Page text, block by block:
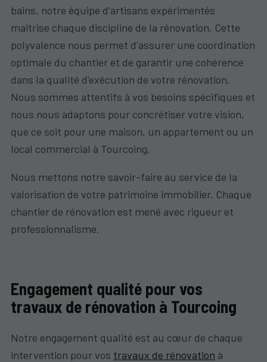
bains, notre équipe d'artisans expérimentés
maîtrise chaque discipline de la rénovation. Cette
polyvalence nous permet d'assurer une coordination
optimale du chantier et de garantir une cohérence
dans la qualité d'exécution de votre rénovation.
Nous sommes attentifs à vos besoins spécifiques et
nous nous adaptons pour concrétiser votre vision,
que ce soit pour une maison, un appartement ou un
local commercial à Tourcoing.
Nous mettons notre savoir-faire au service de la
valorisation de votre patrimoine immobilier. Chaque
chantier de rénovation est mené avec rigueur et
professionnalisme.
Engagement qualité pour vos
travaux de rénovation à Tourcoing
Notre engagement qualité est au cœur de chaque
intervention pour vos travaux de rénovation à